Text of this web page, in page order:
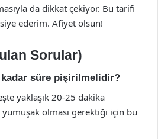
da dikkat çekiyor. Bu tarifi
ederim. Afiyet olsun!
Sorular)
kadar süre pişirilmelidir?
yaklaşık 20-25 dakika
olması gerektiği için bu